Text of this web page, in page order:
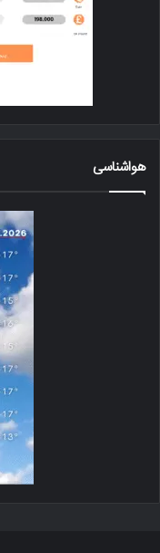
هواشناسی